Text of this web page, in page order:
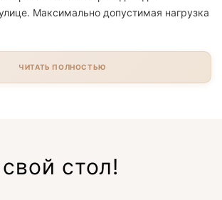
Максимально допустимая нагрузка
ЧИТАТЬ ПОЛНОСТЬЮ
стол!